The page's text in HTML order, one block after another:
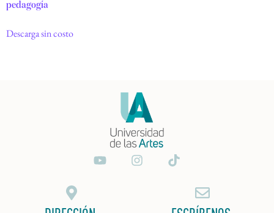
pedagogía
Descarga sin costo